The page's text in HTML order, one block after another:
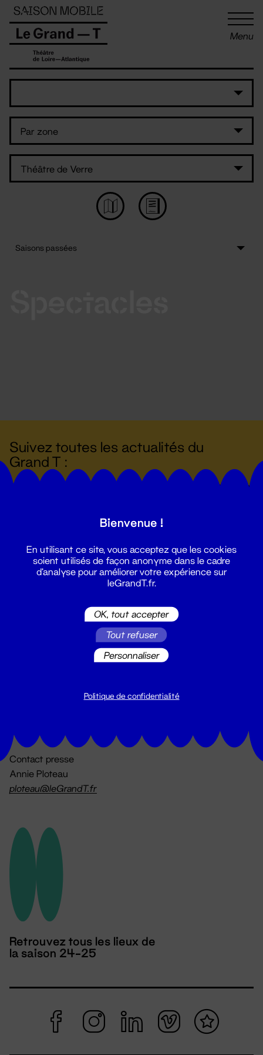
Menu
Suivez toutes les actualités du
Grand T :
billetterie@leGrandT.fr
Du lundi au vendredi 14h → 18h
Contact presse
Annie Ploteau
ploteau@leGrandT.fr
Retrouvez tous les lieux de
la saison 24-25
Panneau de gestion des cookies
Bienvenue !
En utilisant ce site, vous acceptez que les cookies
soient utilisés de façon anonyme dans le cadre
d'analyse pour améliorer votre expérience sur
leGrandT.fr.
OK, tout accepter
Tout refuser
Personnaliser
Politique de confidentialité